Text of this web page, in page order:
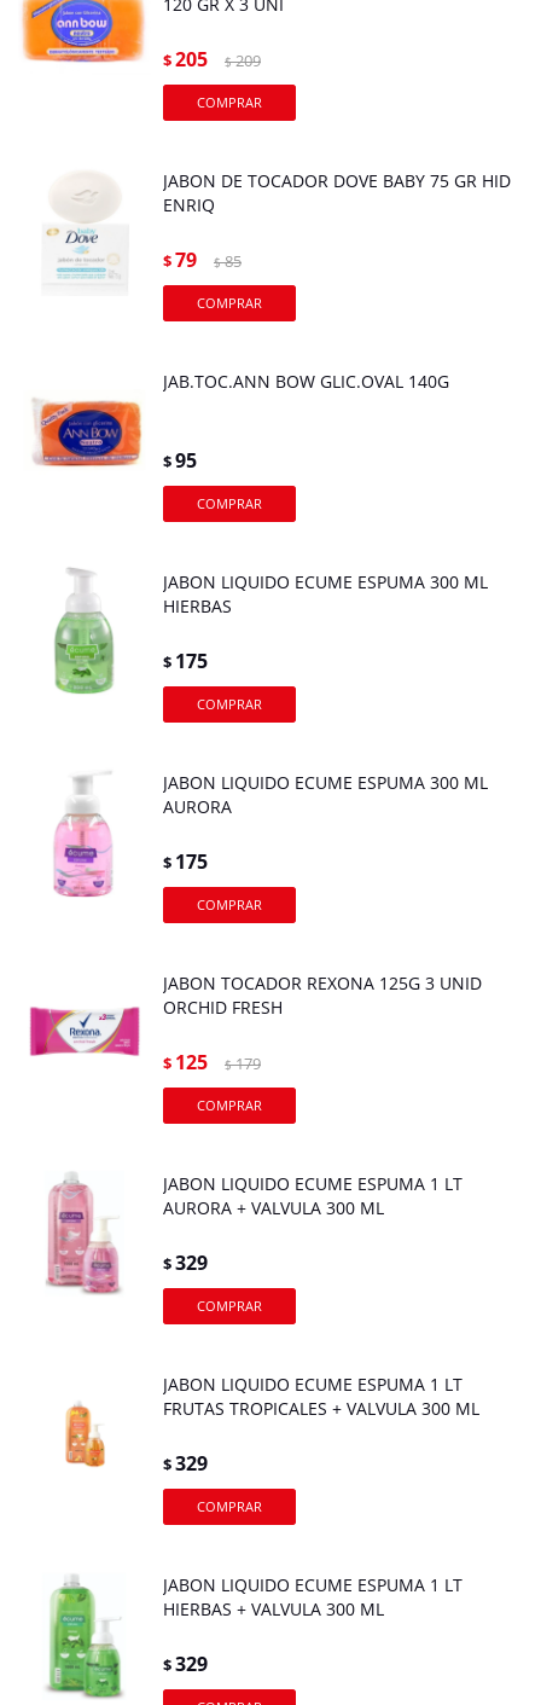
$205 $ 209
JABON DE TOCADOR DOVE BABY 75 GR HID
ENRIQ
$79 $ 85
JAB.TOC.ANN BOW GLIC.OVAL 140G
$95
JABON LIQUIDO ECUME ESPUMA 300 ML
HIERBAS
$ 175
JABON LIQUIDO ECUME ESPUMA 300 ML
AURORA
$ 175
JABON TOCADOR REXONA 125G 3 UNID
ORCHID FRESH
$ 125 $ 179
JABON LIQUIDO ECUME ESPUMA 1 LT
AURORA + VALVULA 300 ML
$329
JABON LIQUIDO ECUME ESPUMA 1 LT
FRUTAS TROPICALES + VALVULA 300 ML
$329
JABON LIQUIDO ECUME ESPUMA 1 LT
HIERBAS + VALVULA 300 ML
$329